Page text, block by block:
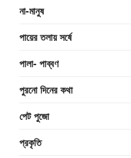
না-মানুষ
পায়ের তলায় সর্ষে
পালা- পাব্বণ
পুরনো দিনের কথা
পেট পুজো
প্রকৃতি